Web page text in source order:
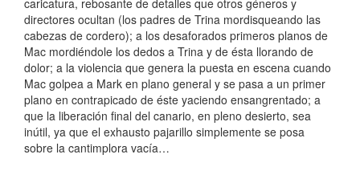
caricatura, rebosante de detalles que otros géneros y
directores ocultan (los padres de Trina mordisqueando las
cabezas de cordero); a los desaforados primeros planos de
Mac mordiéndole los dedos a Trina y de ésta llorando de
dolor; a la violencia que genera la puesta en escena cuando
Mac golpea a Mark en plano general y se pasa a un primer
plano en contrapicado de éste yaciendo ensangrentado; a
que la liberación final del canario, en pleno desierto, sea
inútil, ya que el exhausto pajarillo simplemente se posa
sobre la cantimplora vacía…